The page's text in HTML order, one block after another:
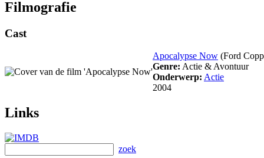
Filmografie
Cast
Apocalypse Now (Ford
Genre: Actie & Avontuur
Onderwerp: Actie
2004
Links
zoek